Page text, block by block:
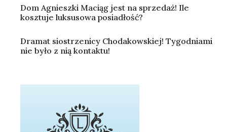
Dom Agnieszki Maciąg jest na sprzedaż! Ile
kosztuje luksusowa posiadłość?
Dramat siostrzenicy Chodakowskiej! Tygodniami
nie było z nią kontaktu!